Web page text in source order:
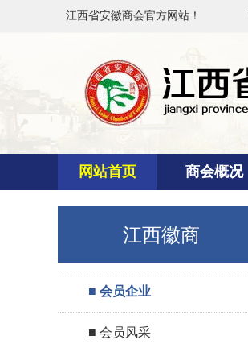
江西省安徽商会官方网站！
网站首页 商会概况
江西徽商
■ 会员企业
■ 会员风采